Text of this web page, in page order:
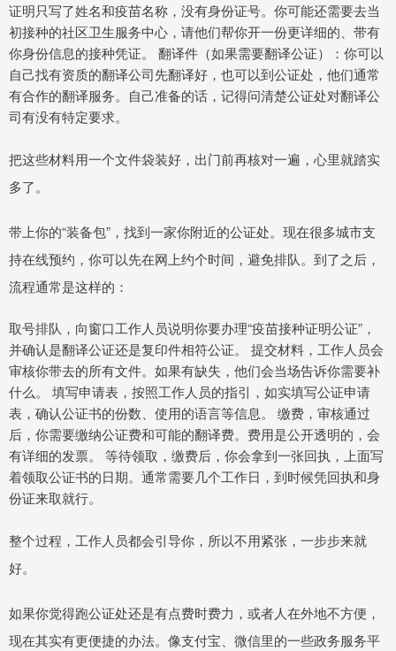
证明只写了姓名和疫苗名称，没有身份证号。你可能还需要去当
初接种的社区卫生服务中心，请他们帮你开一份更详细的、带有
你身份信息的接种凭证。 翻译件（如果需要翻译公证）：你可以
自己找有资质的翻译公司先翻译好，也可以到公证处，他们通常
有合作的翻译服务。自己准备的话，记得问清楚公证处对翻译公
司有没有特定要求。
把这些材料用一个文件袋装好，出门前再核对一遍，心里就踏实
多了。
带上你的“装备包”，找到一家你附近的公证处。现在很多城市支
持在线预约，你可以先在网上约个时间，避免排队。到了之后，
流程通常是这样的：
取号排队，向窗口工作人员说明你要办理“疫苗接种证明公证”，
并确认是翻译公证还是复印件相符公证。 提交材料，工作人员会
审核你带去的所有文件。如果有缺失，他们会当场告诉你需要补
什么。 填写申请表，按照工作人员的指引，如实填写公证申请
表，确认公证书的份数、使用的语言等信息。 缴费，审核通过
后，你需要缴纳公证费和可能的翻译费。费用是公开透明的，会
有详细的发票。 等待领取，缴费后，你会拿到一张回执，上面写
着领取公证书的日期。通常需要几个工作日，到时候凭回执和身
份证来取就行。
整个过程，工作人员都会引导你，所以不用紧张，一步步来就
好。
如果你觉得跑公证处还是有点费时费力，或者人在外地不方便，
现在其实有更便捷的办法。像支付宝、微信里的一些政务服务平